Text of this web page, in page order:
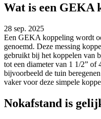
Wat is een GEKA
28 sep. 2025
Een GEKA koppeling wordt
genoemd. Deze messing
gebruikt bij het koppelen van
tot een diameter van 1 1/2”
bijvoorbeeld de tuin
vaker voor deze simpele
Nokafstand is